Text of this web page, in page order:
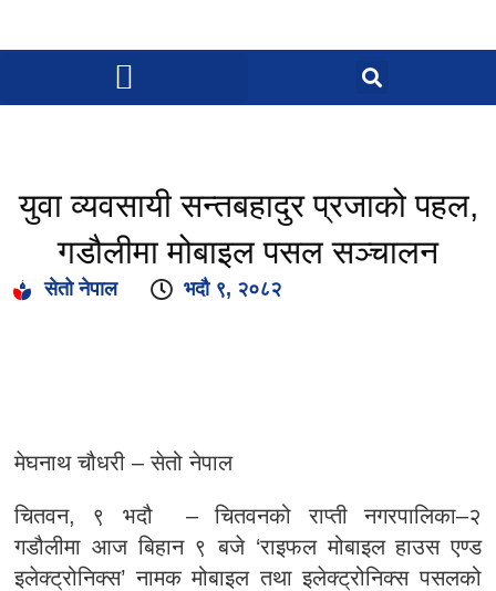
युवा व्यवसायी सन्तबहादुर प्रजाको पहल,
गडौलीमा मोबाइल पसल सञ्चालन
सेतो नेपाल भदौ ९, २०८२
मेघनाथ चौधरी – सेतो नेपाल
चितवन, ९ भदौ – चितवनको राप्ती नगरपालिका–२
गडौलीमा आज बिहान ९ बजे ‘राइफल मोबाइल हाउस एण्ड
इलेक्ट्रोनिक्स’ नामक मोबाइल तथा इलेक्ट्रोनिक्स पसलको